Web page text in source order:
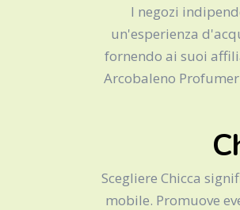
I negozi
un'esperienza
fornendo ai suoi
Arcobaleno
Scegliere Chicca
mobile. Promuove